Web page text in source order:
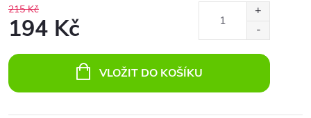
215 Kč
194 Kč
cena:
VLOŽIT DO KOŠÍKU